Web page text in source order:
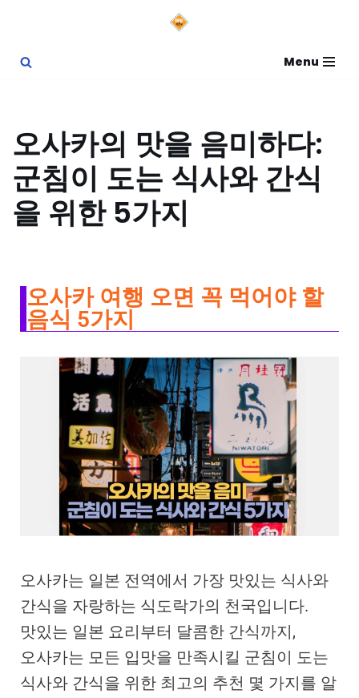
텐
건
너
뛰
기
Menu
오사카의 맛을 음미하다:
군침이 도는 식사와 간식
을 위한 5가지
오사카 여행 오면 꼭 먹어야 할
음식 5가지
오사카는 일본 전역에서 가장 맛있는 식사와
간식을 자랑하는 식도락가의 천국입니다.
맛있는 일본 요리부터 달콤한 간식까지,
오사카는 모든 입맛을 만족시킬 군침이 도는
식사와 간식을 위한 최고의 추천 몇 가지를 알